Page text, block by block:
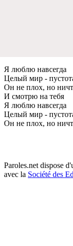
Я люблю навсегда
Целый мир -
Он не плох, но
И смотрю на тебя
Я люблю навсегда
Целый мир -
Он не плох, но
Paroles.net dispose
avec la Société des